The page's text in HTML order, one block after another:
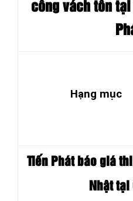
công vách tôn tại
Hạng mục
Tiến Phát báo giá
Nhật tại